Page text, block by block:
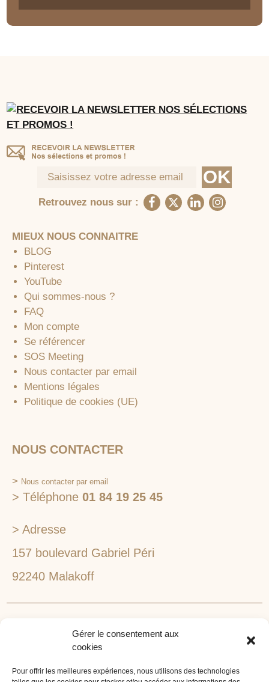
Gérer le consentement aux
cookies
Pour offrir les meilleures expériences, nous utilisons des technologies
Retrouvez nous sur :
MIEUX NOUS CONNAITRE
BLOG
Pinterest
YouTube
Qui sommes-nous ?
FAQ
Mon compte
Se référencer
SOS Meeting
Nous contacter par email
Mentions légales
Politique de cookies (UE)
NOUS CONTACTER
> Nous contacter par email
> Téléphone 01 84 19 25 45
> Adresse
157 boulevard Gabriel Péri
92240 Malakoff
1lieu1salle est spécialisé dans la recherche de lieux
événements d'entreprise. 1lieu1salle recherche